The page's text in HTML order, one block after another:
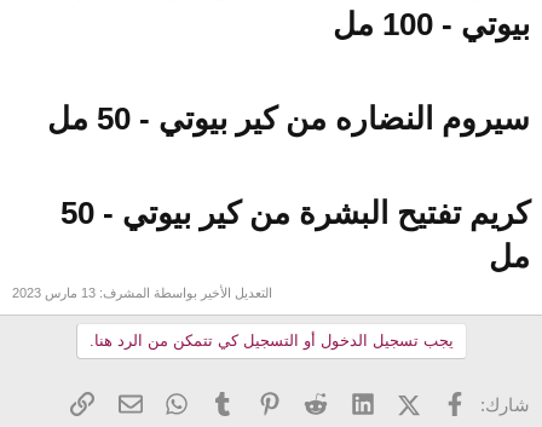
بيوتي - 100 مل
سيروم النضاره من كير بيوتي - 50 مل
كريم تفتيح البشرة
من كير بيوتي - 50
مل
التعديل الأخير بواسطة المشرف: 13 مارس 2023
يجب تسجيل الدخول أو التسجيل كي تتمكن من الرد هنا.
شارك: فيسبوك X (Twitter)
LinkedIn
Reddit
Pinterest
Tumblr
WhatsApp
البريد